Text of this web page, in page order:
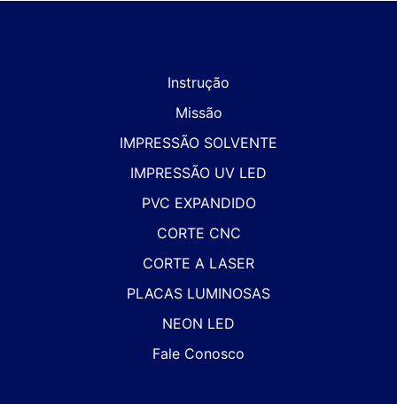
Instrução
Missão
IMPRESSÃO SOLVENTE
IMPRESSÃO UV LED
PVC EXPANDIDO
CORTE CNC
CORTE A LASER
PLACAS LUMINOSAS
NEON LED
Fale Conosco